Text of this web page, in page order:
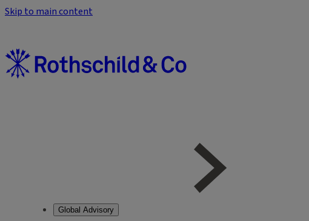
Skip to main content
Global Advisory